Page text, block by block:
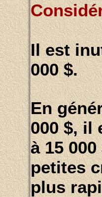
Il est
000 $.
En
000 $, il
à 15
petites
plus